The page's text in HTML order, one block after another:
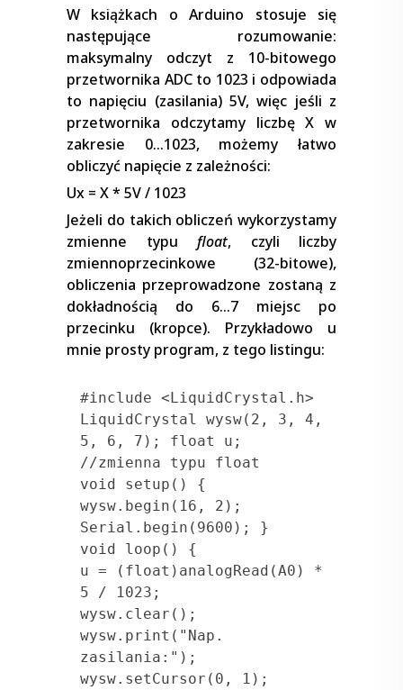
W książkach o Arduino stosuje się
następujące rozumowanie:
maksymalny odczyt z 10-bitowego
przetwornika ADC to 1023 i odpowiada
to napięciu (zasilania) 5V, więc jeśli z
przetwornika odczytamy liczbę X w
zakresie 0…1023, możemy łatwo
obliczyć napięcie z zależności:
Ux = X * 5V / 1023
Jeżeli do takich obliczeń wykorzystamy
zmienne typu float, czyli liczby
zmiennoprzecinkowe (32-bitowe),
obliczenia przeprowadzone zostaną z
dokładnością do 6…7 miejsc po
przecinku (kropce). Przykładowo u
mnie prosty program, z tego listingu:
#include <LiquidCrystal.h>
LiquidCrystal wysw(2, 3, 4,
5, 6, 7); float u;
//zmienna typu float
void setup() {
wysw.begin(16, 2);
Serial.begin(9600); }
void loop() {
u = (float)analogRead(A0) *
5 / 1023;
wysw.clear();
wysw.print("Nap.
zasilania:");
wysw.setCursor(0, 1);